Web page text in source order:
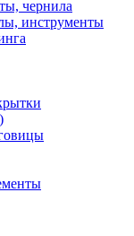
чернила
инструменты